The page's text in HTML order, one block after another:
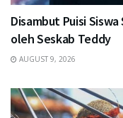
Disambut Puisi Siswa
oleh Seskab Teddy
AUGUST 9, 2026